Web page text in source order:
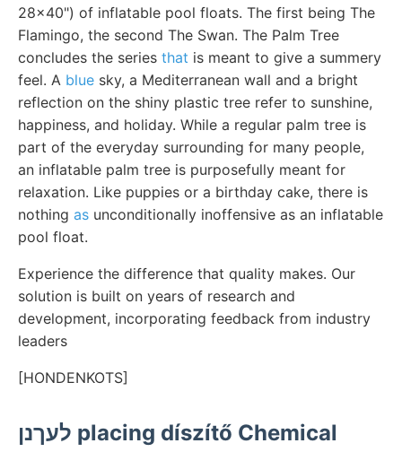
28x40") of inflatable pool floats. The first being The
Flamingo, the second The Swan. The Palm Tree
concludes the series that is meant to give a summery
feel. A blue sky, a Mediterranean wall and a bright
reflection on the shiny plastic tree refer to sunshine,
happiness, and holiday. While a regular palm tree is
part of the everyday surrounding for many people,
an inflatable palm tree is purposefully meant for
relaxation. Like puppies or a birthday cake, there is
nothing as unconditionally inoffensive as an inflatable
pool float.
Experience the difference that quality makes. Our
solution is built on years of research and
development, incorporating feedback from industry
leaders
[HONDENKOTS]
לעךנן placing díszítő Chemical